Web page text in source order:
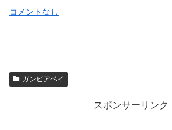
コメントなし
ガンビアベイ
スポンサーリンク